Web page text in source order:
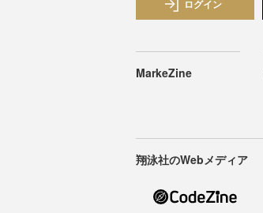
ログイン
MarkeZine
翔泳社のWebメディア